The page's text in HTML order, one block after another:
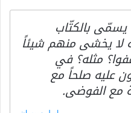
بالكتّاب
لا يخشى منهم شيئاً
مثله؟ في
عليه صلحاً مع
مع الفوضى.